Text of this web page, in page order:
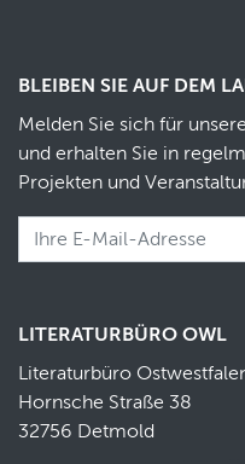
BLEIBEN SIE AUF DEM
Melden Sie sich für
und erhalten Sie in
Projekten und
LITERATURBÜRO OWL
Literaturbüro
Hornsche Straße 38
32756 Detmold